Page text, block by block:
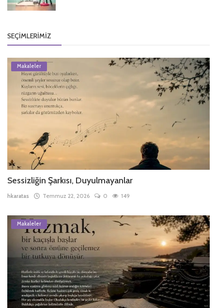
SEÇIMLERIMIZ
Makaleler
Sessizliğin Şarkısı, Duyulmayanlar
hkaratas Temmuz 22, 2026 0 149
Makaleler